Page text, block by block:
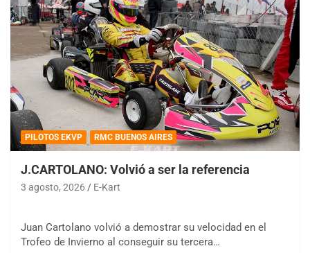
PILOTOS EKVP RMC BUENOS AIRES
J.CARTOLANO: Volvió a ser la referencia
3 agosto, 2026 E-Kart
Juan Cartolano volvió a demostrar su velocidad en el
Trofeo de Invierno al conseguir su tercera…